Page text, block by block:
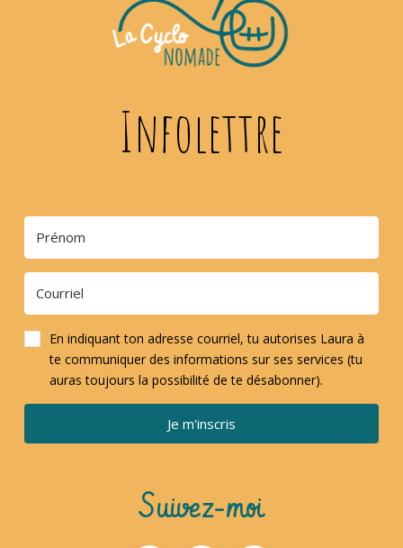
Infolettre
En indiquant ton adresse courriel, tu autorises Laura à
te communiquer des informations sur ses services (tu
auras toujours la possibilité de te désabonner).
Je m'inscris
Suivez-moi